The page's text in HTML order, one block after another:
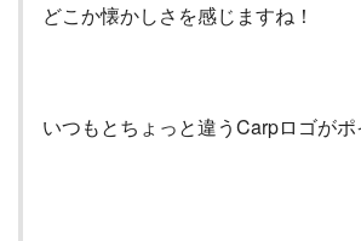
どこか懐かしさを感じますね！
いつもとちょっと違うCarpロゴがポ